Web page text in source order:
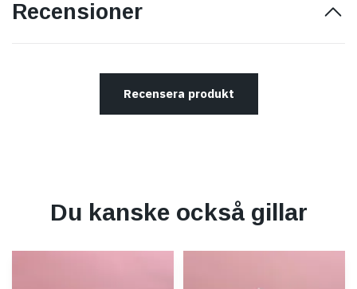
Recensioner
Recensera produkt
Du kanske också gillar